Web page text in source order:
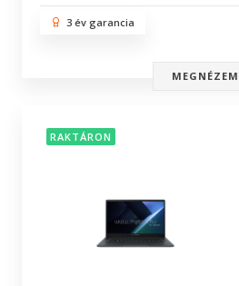
3 év garancia
MEGNÉZEM
RAKTÁRON